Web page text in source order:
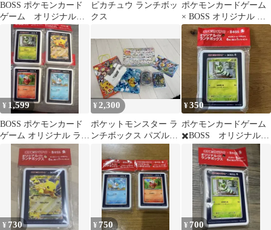
BOSS ポケモンカード
ゲーム オリジナルラ
ンチボックス イーブ
イ ニャオハ
ピカチュウ ランチボッ
クス
ポケモンカードゲーム
× BOSS オリジナル ラ
ンチボックス レジャ
ーシート
¥ 1,599
BOSS ポケモンカード
ゲーム オリジナル ラン
チボックス
¥2,300
ポケットモンスター ラ
ンチボックス パズルセ
ット
¥350
ポケモンカードゲーム
✖️BOSS オリジナルラ
ンチボックス ニャオ
¥ 730 ¥ 750 ¥ 700